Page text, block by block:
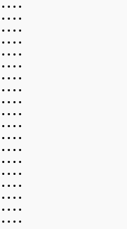
• • • •
• • • •
• • • •
• • • •
• • • •
• • • •
• • • •
• • • •
• • • •
• • • •
• • • •
• • • •
• • • •
• • • •
• • • •
• • • •
• • • •
• • • •
• • • •